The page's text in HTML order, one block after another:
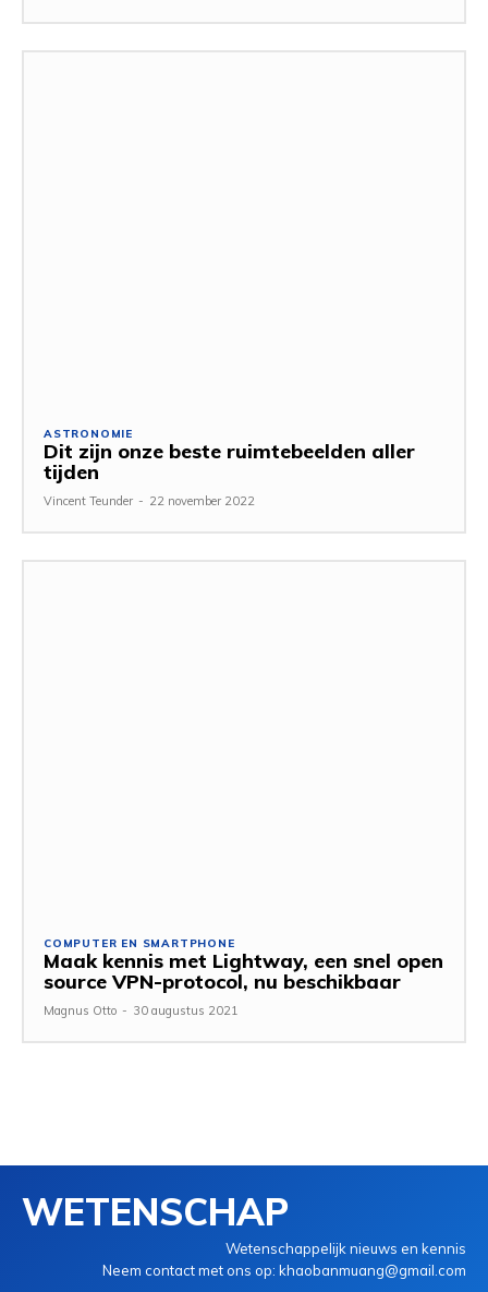
ASTRONOMIE
Dit zijn onze beste ruimtebeelden aller
tijden
Vincent Teunder - 22 november 2022
COMPUTER EN SMARTPHONE
Maak kennis met Lightway, een snel open
source VPN-protocol, nu beschikbaar
Magnus Otto - 30 augustus 2021
WETENSCHAP
Wetenschappelijk nieuws en kennis
Neem contact met ons op: khaobanmuang@gmail.com